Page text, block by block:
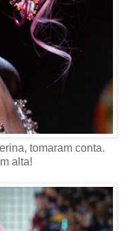
tomaram conta.
alta!